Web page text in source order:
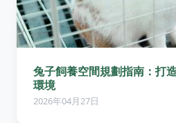
兔子飼養空間規劃指南：打
環境
2026年04月27日